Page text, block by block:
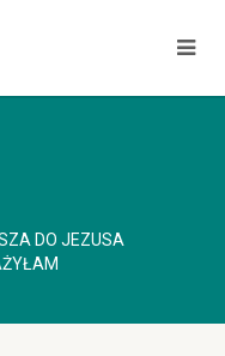
DO JEZUSA